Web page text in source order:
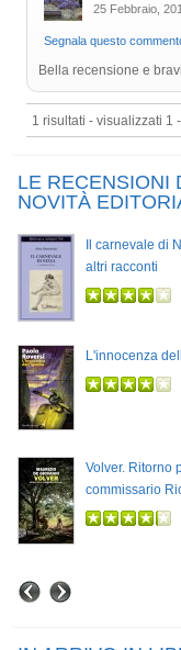
25 Febbraio,
Segnala questo
Bella recensione e
1 risultati - visualizzati 1 -
LE RECENSIONI
NOVITÀ
Il carnevale di
altri racconti
L'innocenza
Volver. Ritorno
commissario